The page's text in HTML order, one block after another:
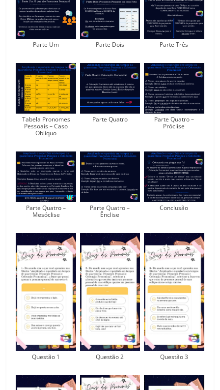
Parte Um Parte Dois Parte Três
Tabela Pronomes
Pessoais – Caso
Oblíquo
Parte Quatro
Parte Quatro –
Próclise
Parte Quatro –
Mesóclise
Parte Quatro –
Ênclise
Conclusão
Questão 1 Questão 2 Questão 3